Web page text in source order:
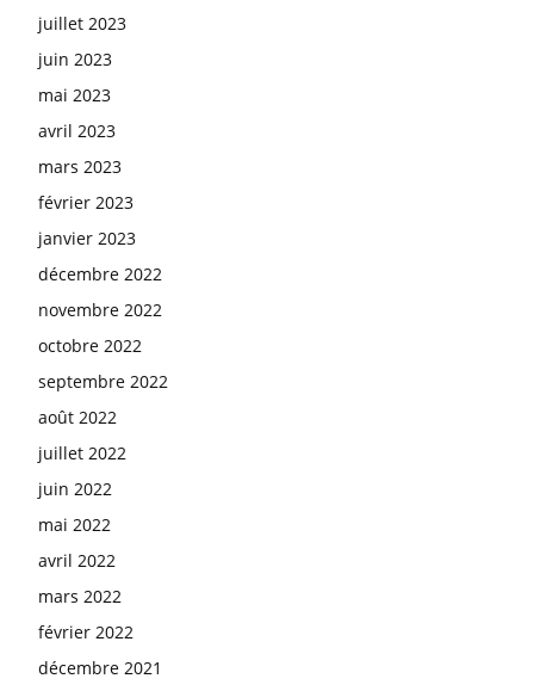
juillet 2023
juin 2023
mai 2023
avril 2023
mars 2023
février 2023
janvier 2023
décembre 2022
novembre 2022
octobre 2022
septembre 2022
août 2022
juillet 2022
juin 2022
mai 2022
avril 2022
mars 2022
février 2022
décembre 2021